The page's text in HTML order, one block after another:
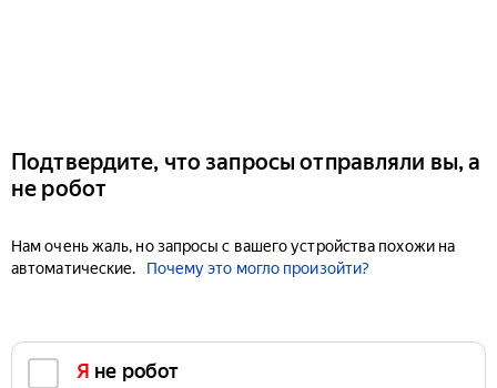
Подтвердите, что запросы отправляли вы, а
не робот
Нам очень жаль, но запросы с вашего устройства похожи на
автоматические.
Почему это могло произойти?
Я не робот